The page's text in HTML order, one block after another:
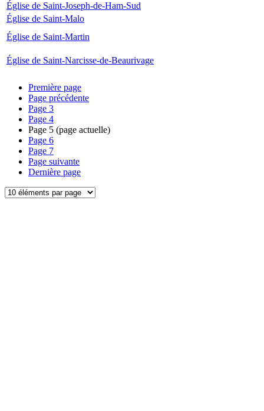
Église de Saint-Joseph-de-Ham-Sud
Église de Saint-Malo
Église de Saint-Martin
Église de Saint-Narcisse-de-Beaurivage
Première page
Page précédente
Page 3
Page 4
Page 5 (page actuelle)
Page 6
Page 7
Page suivante
Dernière page